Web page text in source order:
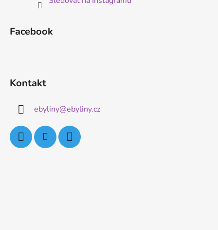
Facebook
Kontakt
ebyliny@ebyliny.cz